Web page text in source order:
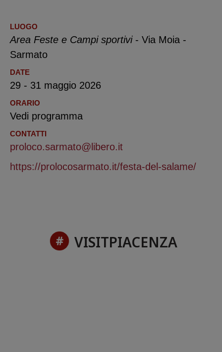
LUOGO
Area Feste e Campi sportivi - Via Moia -
Sarmato
DATE
29 - 31 maggio 2026
ORARIO
Vedi programma
CONTATTI
proloco.sarmato@libero.it
https://prolocosarmato.it/festa-del-salame/
VISITPIACENZA